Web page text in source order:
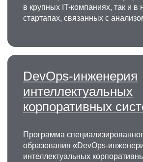
в крупных IT-компаниях, так и в
стартапах, связанных с
DevOps-инженерия
интеллектуальных
корпоративных
Программа
образования «DevOps-
интеллектуальных